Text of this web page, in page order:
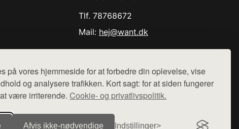
på vores hjemmeside for at forbedre din oplevelse, vise
og analysere trafikken. Kort sagt: for at siden fungerer
være irriterende. Cookie- og privatlivspolitik.
Afvis ikke‑nødvendige Indstillinger
Tlf. 78768672
Mail: hej@want.dk
Der sælges ikke varer fra denne side - vi henviser til de shops,